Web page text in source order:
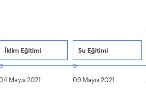
Mayıs 2021
İklim Eğitimi
09 Mayıs 2021
Su Eğitimi